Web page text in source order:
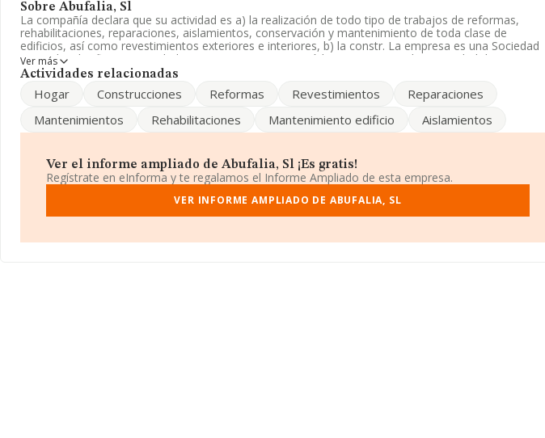
Sobre Abufalia, Sl
La compañía declara que su actividad es a) la realización de todo tipo de trabajos de reformas,
rehabilitaciones, reparaciones, aislamientos, conservación y mantenimiento de toda clase de
edificios, así como revestimientos exteriores e interiores, b) la constr. La empresa es una Sociedad
Limitada. Clasifica su actividad CNAE como '%cnae%', código 4341. No realiza actividad de
importación y/o exportación.
La empresa españolaAbufalia, S.L
, B91500587, tiene domicilio fiscal en Avenida San Francisco
En base a la información de la que dispone INFORMA sobre 5.437 compañías, la facturación en el
las compañías alcanza los 157 mil euros. Respecto a la información de la provincia (hablamos de
Sevilla), en la base de datos INFORMA constan 222 empresas, cuyas ventas han obtenido los 59
millones de euros. Por último, con el fin de ampliar la información relativa al ámbito de la empresa, la
media de empleados es de 1; la antigüedad desde la constitución es de 21 años.
Ver más
Actividades relacionadas
Hogar Construcciones Reformas Revestimientos
Reparaciones
Mantenimientos
Rehabilitaciones Mantenimiento edificio Aislamientos
Ver el informe ampliado de Abufalia, Sl ¡Es gratis!
Regístrate en eInforma y te regalamos el Informe Ampliado de esta empresa.
VER INFORME AMPLIADO DE ABUFALIA, SL